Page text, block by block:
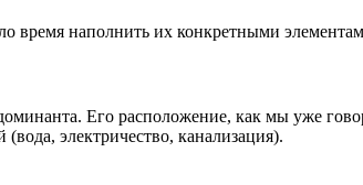
время наполнить их конкретными
Его расположение, как мы уже
электричество, канализация).